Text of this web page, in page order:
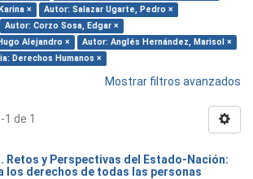
×
Autor: Salazar Ugarte, Pedro ×
Autor: Corzo Sosa, Edgar ×
Alejandro ×
Autor: Anglés Hernández, Marisol ×
Derechos Humanos ×
Mostrar filtros avanzados
de 1
Retos y Perspectivas del Estado-Nación:
los derechos de todas las personas